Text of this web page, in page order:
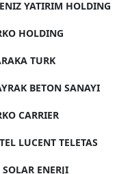
YATIRIM HOLDING
HOLDING
TURK
BETON SANAYI
CARRIER
LUCENT TELETAS
ENERJI